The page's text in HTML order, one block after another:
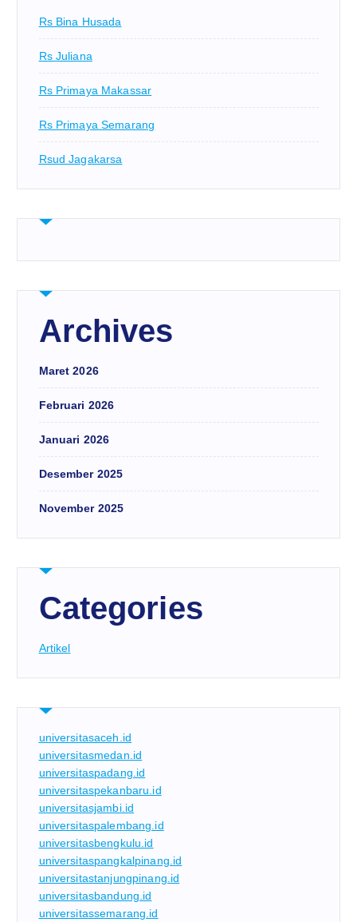
Rs Bina Husada
Rs Juliana
Rs Primaya Makassar
Rs Primaya Semarang
Rsud Jagakarsa
Archives
Maret 2026
Februari 2026
Januari 2026
Desember 2025
November 2025
Categories
Artikel
universitasaceh.id
universitasmedan.id
universitaspadang.id
universitaspekanbaru.id
universitasjambi.id
universitaspalembang.id
universitasbengkulu.id
universitaspangkalpinang.id
universitastanjungpinang.id
universitasbandung.id
universitassemarang.id